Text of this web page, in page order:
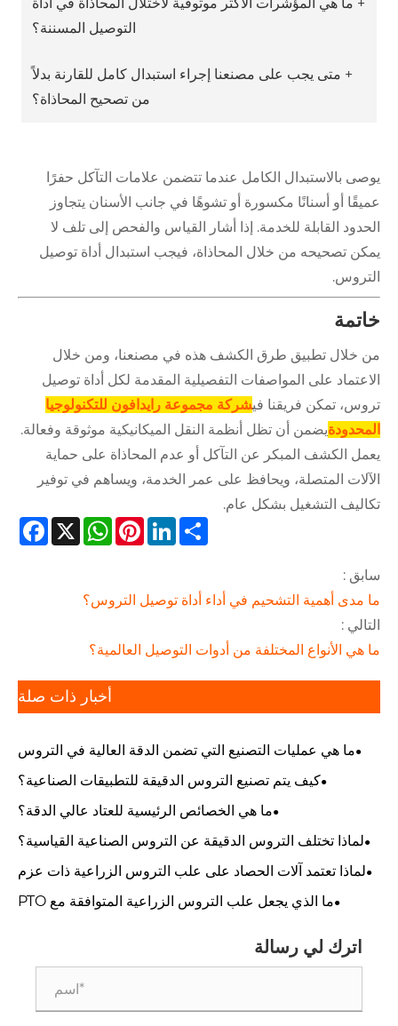
التوصيل المسننة؟
+ متى يجب على مصنعنا إجراء استبدال كامل للقارنة بدلاً
من تصحيح المحاذاة؟
يوصى بالاستبدال الكامل عندما تتضمن علامات التآكل حفرًا
عميقًا أو أسنانًا مكسورة أو تشوهًا في جانب الأسنان يتجاوز
الحدود القابلة للخدمة. إذا أشار القياس والفحص إلى تلف لا
يمكن تصحيحه من خلال المحاذاة، فيجب استبدال أداة توصيل
التروس.
خاتمة
من خلال تطبيق طرق الكشف هذه في مصنعنا، ومن خلال
الاعتماد على المواصفات التفصيلية المقدمة لكل أداة توصيل
تروس، تمكن فريقنا فيشركة مجموعة رايدافون للتكنولوجيا
المحدودةيضمن أن تظل أنظمة النقل الميكانيكية موثوقة وفعالة.
يعمل الكشف المبكر عن التآكل أو عدم المحاذاة على حماية
الآلات المتصلة، ويحافظ على عمر الخدمة، ويساهم في توفير
تكاليف التشغيل بشكل عام.
X
WhatsAppPinterestLinkedInShare
سابق :
ما مدى أهمية التشحيم في أداء أداة توصيل التروس؟
التالي :
ما هي الأنواع المختلفة من أدوات التوصيل العالمية؟
أخبار ذات صلة
ما هي عمليات التصنيع التي تضمن الدقة العالية في التروس
الدقيقة؟
كيف يتم تصنيع التروس الدقيقة للتطبيقات الصناعية؟
ما هي الخصائص الرئيسية للعتاد عالي الدقة؟
لماذا تختلف التروس الدقيقة عن التروس الصناعية القياسية؟
لماذا تعتمد آلات الحصاد على علب التروس الزراعية ذات عزم
الدوران العالي؟
ما الذي يجعل علب التروس الزراعية المتوافقة مع PTO
اترك لي رسالة